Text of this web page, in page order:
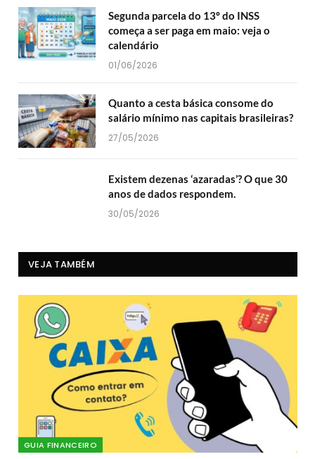
Segunda parcela do 13º do INSS
começa a ser paga em maio: veja o
calendário
01/06/2026
Quanto a cesta básica consome do
salário mínimo nas capitais brasileiras?
27/05/2026
Existem dezenas ‘azaradas’? O que 30
anos de dados respondem.
30/05/2026
VEJA TAMBÉM
GUIA FINANCEIRO